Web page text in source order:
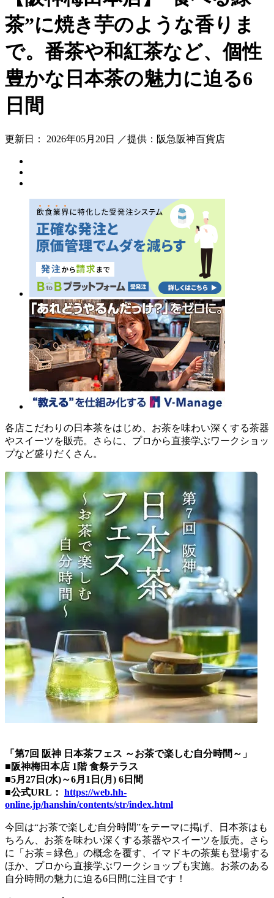
茶”に焼き芋のような香りま
で。番茶や和紅茶など、個性
豊かな日本茶の魅力に迫る6
日間
更新日： 2026年05月20日 ／提供：阪急阪神百貨店
各店こだわりの日本茶をはじめ、お茶を味わい深くする茶器
やスイーツを販売。さらに、プロから直接学ぶワークショッ
プなど盛りだくさん。
「第7回 阪神 日本茶フェス ～お茶で楽しむ自分時間～」
■阪神梅田本店 1階 食祭テラス
■5月27日(水)～6月1日(月) 6日間
■公式URL： https://web.hh-
online.jp/hanshin/contents/str/index.html
今回は“お茶で楽しむ自分時間”をテーマに掲げ、日本茶はも
ちろん、お茶を味わい深くする茶器やスイーツを販売。さら
に「お茶＝緑色」の概念を覆す、イマドキの茶葉も登場する
ほか、プロから直接学ぶワークショップも実施。お茶のある
自分時間の魅力に迫る6日間に注目です！